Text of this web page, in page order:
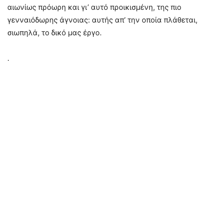
αιωνίως πρόωρη και γι’ αυτό προικισμένη, της πιο
γενναιόδωρης άγνοιας: αυτής απ’ την οποία πλάθεται,
σιωπηλά, το δικό μας έργο.
.